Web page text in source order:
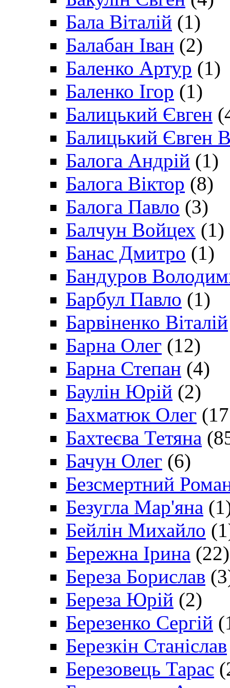
Бала Віталій (1)
Балабан Іван (2)
Баленко Артур (1)
Баленко Ігор (1)
Балицький Євген
Балицький Євген
Балога Андрій (1)
Балога Віктор (8)
Балога Павло (3)
Балчун Войцех (1)
Банас Дмитро (1)
Бандуров
Барбул Павло (1)
Барвіненко Віталій
Барна Олег (12)
Барна Степан (4)
Баулін Юрій (2)
Бахматюк Олег
Бахтеєва Тетяна
Бачун Олег (6)
Безсмертний
Безугла Мар'яна
Бейлін Михайло
Бережна Ірина (22)
Береза Борислав
Береза Юрій (2)
Березенко Сергій
Березкін Станіслав
Березовець Тарас